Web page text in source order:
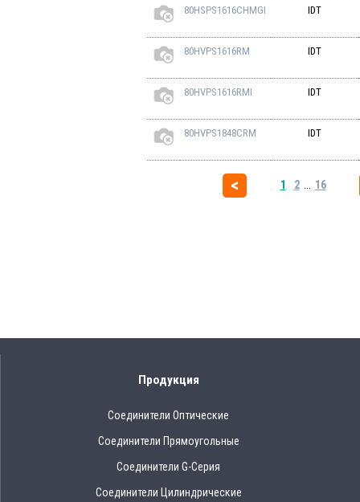
80HSPS1616CHMGI IDT
80HVPS1616RM IDT
80HVPS1616RMI IDT
80HVPS1848CRM IDT
1 2 16
Продукция
Соединители Оптические
Соединители Прямоугольные
Соединители G-Серия
Соединители Цилиндрические